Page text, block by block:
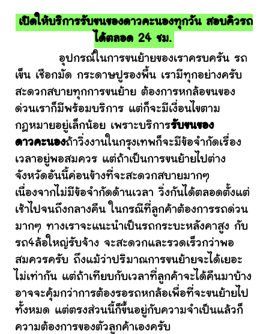
เปิดให้บริการรับขนของดาวคะนองทุกวัน สอบคิวรถ
ได้ตลอด 24 ชม.
อุปกรณ์ในการขนย้ายของเราครบครัน รถ
เข็น เชือกมัด กระดาษปูรองพื้น เรามีทุกอย่างครับ
สะดวกสบายทุกการขนย้าย ต้องการหกล้อขนของ
ด่วนเราก็มีพร้อมบริการ แต่ก็จะมีเงื่อนไขตาม
กฎหมายอยู่เล็กน้อย เพราะบริการรับขนของ
ดาวคะนองถ้าวิ่งงานในกรุงเทพก็จะมีข้อจำกัดเรื่อง
เวลาอยู่พอสมควร แต่ถ้าเป็นการขนย้ายไปต่าง
จังหวัดอันนี้ค่อนข้างที่จะสะดวกสบายมากๆ
เนื่องจากไม่มีข้อจำกัดด้านเวลา วิ่งกันได้ตลอดตั้งแต่
เช้าไปจนถึงกลางคืน ในกรณีที่ลูกค้าต้องการรถด่วน
มากๆ ทางเราจะแนะนำเป็นรถกระบะหลังคาสูง กับ
รถ4ล้อใหญ่รับจ้าง จะสะดวกและรวดเร็วกว่าพอ
สมควรครับ ถึงแม้ว่าปริมาณการขนย้ายจะได้เยอะ
ไม่เท่ากัน แต่ถ้าเทียบกับเวลาที่ลูกค้าจะได้คืนมาบ้าง
อาจจะคุ้มกว่าการต้องรอรถหกล้อเพื่อที่จะขนย้ายไป
ทั้งหมด แต่ตรงส่วนนี้ก็ขึ้นอยู่กับความจำเป็นแล้วก็
ความต้องการของตัวลูกค้าเองครับ